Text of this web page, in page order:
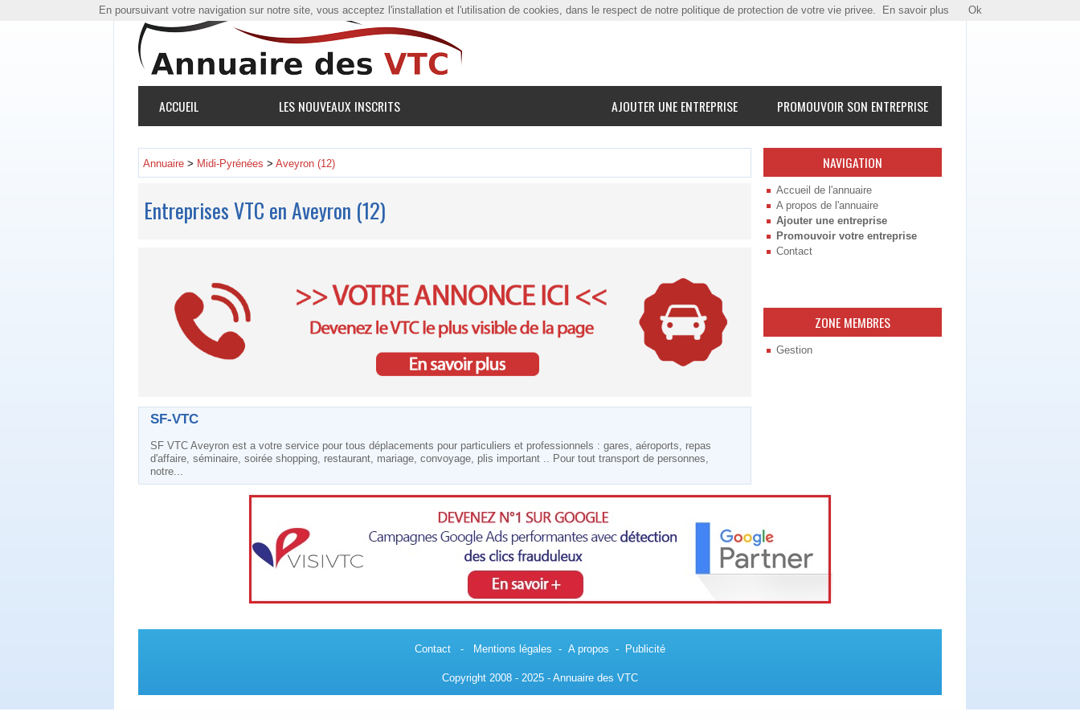
ACCUEIL LES NOUVEAUX INSCRITS PROMOUVOIR SON ENTREPRISE
AJOUTER UNE ENTREPRISE
NAVIGATION
Accueil de l'annuaire
A propos de l'annuaire
Ajouter une entreprise
Promouvoir votre entreprise
Contact
ZONE MEMBRES
Gestion
Annuaire > Midi-Pyrénées > Aveyron (12)
Entreprises VTC en Aveyron (12)
SF-VTC
SF VTC Aveyron est a votre service pour tous déplacements pour particuliers et professionnels : gares, aéroports, repas
d'affaire, séminaire, soirée shopping, restaurant, mariage, convoyage, plis important .. Pour tout transport de personnes,
notre...
Contact - Mentions légales - A propos - Publicité
Copyright 2008 - 2025 - Annuaire des VTC
En poursuivant votre navigation sur notre site, vous acceptez l'installation et l'utilisation de cookies, dans le respect de notre politique de protection de votre vie privee. En savoir plus Ok